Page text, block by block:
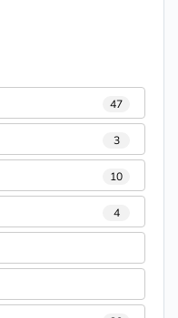
47
3
10
4